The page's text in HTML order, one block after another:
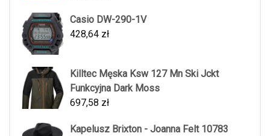
Casio DW-290-1V
428,64 zł
Killtec Męska Ksw 127 Mn Ski Jckt
Funkcyjna Dark Moss
697,58 zł
Kapelusz Brixton - Joanna Felt 10783